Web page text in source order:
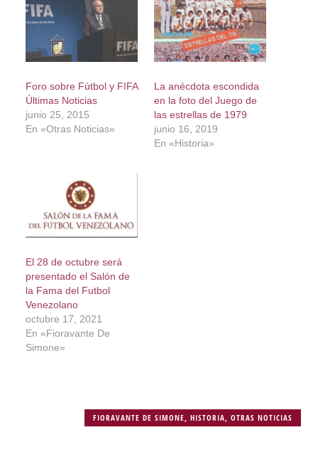
Foro sobre Fútbol y FIFA
Últimas Noticias
junio 25, 2015
En «Otras Noticias»
La anécdota escondida
en la foto del Juego de
las estrellas de 1979
junio 16, 2019
En «Historia»
El 28 de octubre será
presentado el Salón de
la Fama del Futbol
Venezolano
octubre 17, 2021
En «Fioravante De
Simone»
FIORAVANTE DE SIMONE ,HISTORIA ,OTRAS NOTICIAS